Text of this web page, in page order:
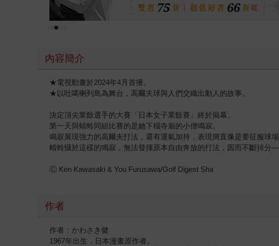
內容簡介
★電視動畫於2024年4月首播。
★以吐噶喇列島為舞台，高爾夫球與人們交織出動人的故事。
決定頂尖業餘選手的大賽「日本女子業餘賽」終於揭幕。
第一天與蜻蛉同組比賽的是她下榻寺廟的小僧鳴寂。
鳴寂展現強力的高爾夫打法，還有運氣加持，表現簡直像是要征服球場
蜻蛉懾於這樣的鳴寂，無法發揮原本自由奔放的打法，因而不斷掉分
Ⓒ Ken Kawasaki & You Furusawa/Golf Digest Sha
作者
作者：かわさき健
1967年出生，日本漫畫原作者。